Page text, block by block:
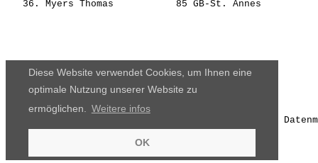
Diese Website verwendet Cookies, um Ihnen eine
optimale Nutzung unserer Website zu
ermöglichen.
Weitere infos
OK
Die Ergebnisse, das Bildmaterial und das weitere